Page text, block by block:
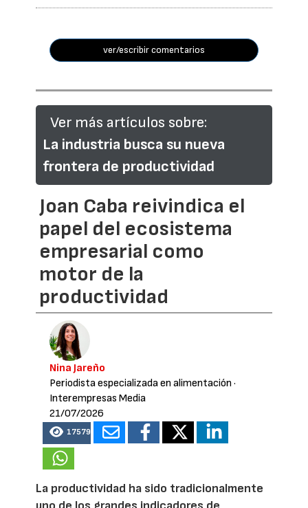
ver/escribir comentarios
Ver más artículos sobre:
La industria busca su nueva
frontera de productividad
Joan Caba reivindica el
papel del ecosistema
empresarial como
motor de la
productividad
Nina Jareño
Periodista especializada en alimentación ·
Interempresas Media
21/07/2026
17579
La productividad ha sido tradicionalmente